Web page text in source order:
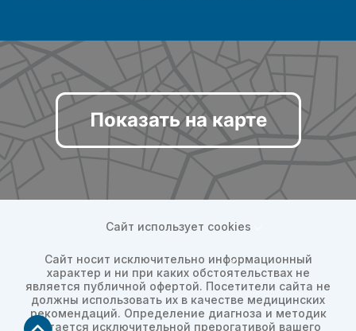
Показать на карте
Сайт использует cookies
Сайт носит исключительно информационный
характер и ни при каких обстоятельствах не
является публичной офертой. Посетители сайта не
должны использовать их в качестве медицинских
рекомендаций. Определение диагноза и методик
остается исключительной прерогативой вашего